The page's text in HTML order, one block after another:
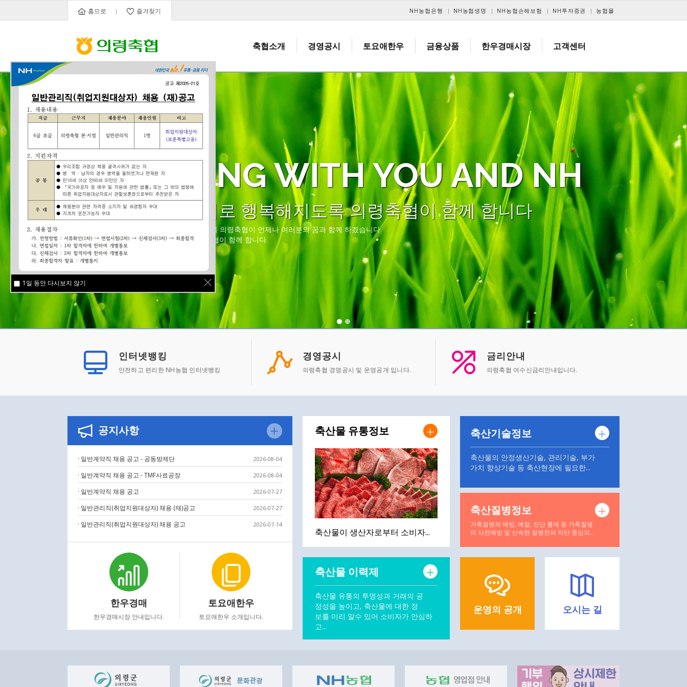
홈으로 즐겨찾기 NH농협은행 NH농협생명 NH농협손해보험 NH투자증권 농협몰
축협소개 경영공시 토요애한우 금융상품 한우경매시장 고객센터
DREAMING WITH YOU AND NH
농촌과 도시가 서로 행복해지도록 의령축협이 함께 합니다
농촌과 도시가 함께 자라고 행복해지도록 의령축협이 언제나 여러분의 꿈과 함께 하겠습니다.
행복으로 만드는 풍요로운 세상, 의령축협이 함께 합니다.
인터넷뱅킹
안전하고 편리한 NH농협 인터넷뱅킹
경영공시
의령축협 경영공시 및 운영공개 입니다.
금리안내
의령축협 여수신금리안내입니다.
공지사항
· 일반계약직 채용 공고 - 공동방제단 2026-08-04
· 일반계약직 채용 공고 - TMF사료공장 2026-08-04
· 일반계약직 채용 공고 2026-07-27
· 일반관리직(취업지원대상자) 채용 (재)공고 2026-07-27
· 일반관리직(취업지원대상자) 채용 공고 2026-07-14
한우경매
한우경매시장 안내입니다.
토요애한우
토요애한우 소개입니다.
축산물 유통정보
축산물이 생산자로부터 소비자...
축산물 이력제
축산물 유통의 투명성과 거래의 공
정성을 높이고, 축산물에 대한 정
보를 미리 알수 있어 소비자가 안심하
고...
축산기술정보
축산물의 안정생산기술, 관리기술, 부가
가치 향상기술 등 축산현장에 필요한...
축산질병정보
가축질병의 예방, 예찰, 진단 통제 등 가축질병
의 사전예방 및 신속한 질병전파 차단 중심의...
운영의 공개 오시는 길
1일 동안 다시보지 않기